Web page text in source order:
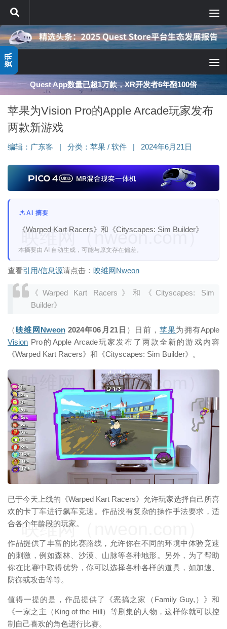
跳至内容
Quest App数量已超1万款，XR开发者6年翻100倍
苹果为Vision Pro的Apple Arcade玩家发布
两款新游戏
编辑： 广东客 分类： 苹果 / 软件 2024年6月21日
AI 摘要
《Warped Kart Racers》和《Cityscapes: Sim Builder》
本摘要由 AI 自动生成，可能与原文存在偏差。
查看引用/信息源请点击： 映维网Nweon
《Warped Kart Racers》和《Cityscapes: Sim
Builder》
（ 映维网Nweon2024年06月21日 ）日前，苹果为拥有Apple
Vision Pro的Apple Arcade玩家发布了两款全新的游戏内容
《Warped Kart Racers》和《Cityscapes: Sim Builder》。
已于今天上线的《Warped Kart Racers》允许玩家选择自己所喜
欢的卡丁车进行飙车竞速。作品没有复杂的操作手法要求，适
合各个年龄段的玩家。
作品提供了丰富的比赛路线，允许你在不同的环境中体验竞速
的刺激，例如森林、沙漠、山脉等各种地形。另外，为了帮助
你在比赛中取得优势，你可以选择各种各样的道具，如加速、
防御或攻击等等。
值得一提的是，作品提供了《恶搞之家（Family Guy,）》和
《一家之主（King of the Hill）等剧集的人物，这样你就可以控
制自己喜欢的角色进行比赛。
映维网（nweon.com）
映维网（nweon.com）
映维网（nweon.com）
资讯